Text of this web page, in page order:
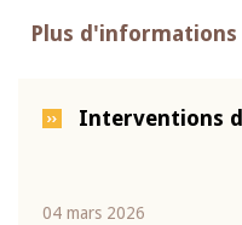
Plus d'informations
Interventions
04 mars 2026